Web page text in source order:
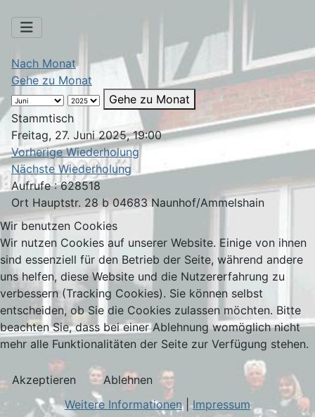
Nach Monat
Gehe zu Monat
Gehe zu Monat
Stammtisch
Freitag, 27. Juni 2025, 19:00
Vorherige Wiederholung
Nächste Wiederholung
Aufrufe: 628518
Ort Hauptstr. 28 b 04683 Naunhof/Ammelshain
Wir benutzen Cookies
Wir nutzen Cookies auf unserer Website. Einige von ihnen
sind essenziell für den Betrieb der Seite, während andere
uns helfen, diese Website und die Nutzererfahrung zu
verbessern (Tracking Cookies). Sie können selbst
entscheiden, ob Sie die Cookies zulassen möchten. Bitte
beachten Sie, dass bei einer Ablehnung womöglich nicht
mehr alle Funktionalitäten der Seite zur Verfügung stehen.
Akzeptieren
Ablehnen
Weitere Informationen|Impressum